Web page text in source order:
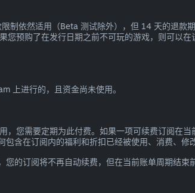
制依然适用（Beta 测试除外），但 14 天的退款
您预购了在发行日期之前不可玩的游戏，则可以
上进行的，且资金尚未使用。
您需要定期为此付费。如果一项可续费订阅在
含在订阅内的福利和折扣已经被使用、消费、修
您的订阅将不再自动续费，但在当前账单周期结束